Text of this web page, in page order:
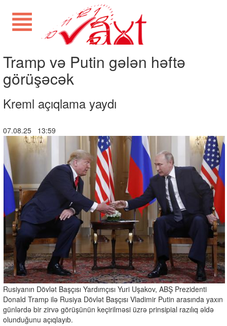
Tramp və Putin gələn həftə
görüşəcək
Kreml açıqlama yaydı
07.08.25 13:59
Rusiyanın Dövlət Başçısı Yardımçısı Yuri Uşakov, ABŞ Prezidenti
Donald Tramp ilə Rusiya Dövlət Başçısı Vladimir Putin arasında yaxın
günlərdə bir zirvə görüşünün keçirilməsi üzrə prinsipial razılıq əldə
olunduğunu açıqlayıb.